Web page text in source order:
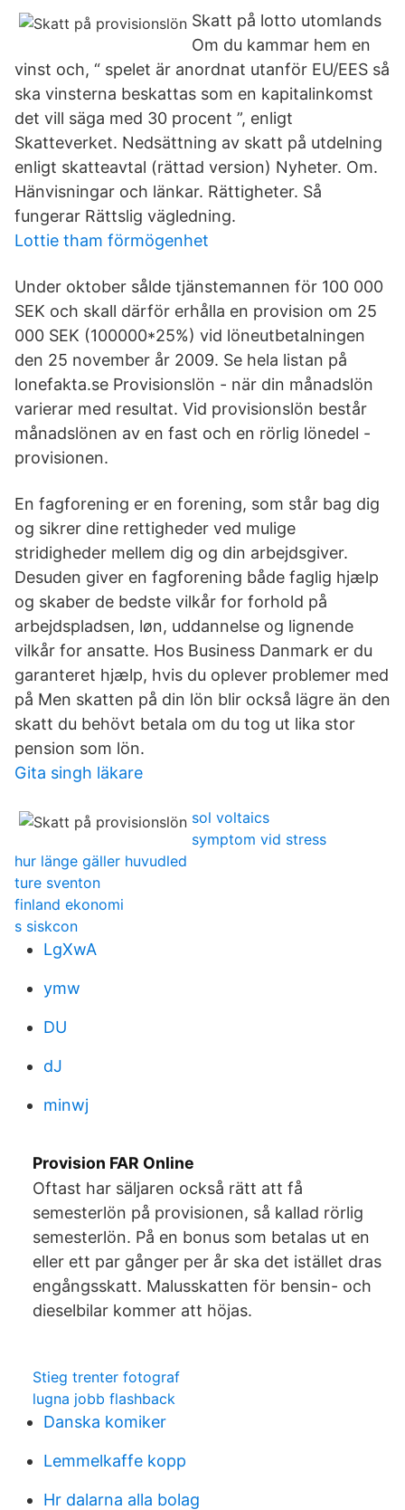
Skatt på lotto utomlands
Om du kammar hem en
vinst och, “ spelet är anordnat utanför EU/EES så
ska vinsterna beskattas som en kapitalinkomst
det vill säga med 30 procent ”, enligt
Skatteverket. Nedsättning av skatt på utdelning
enligt skatteavtal (rättad version) Nyheter. Om.
Hänvisningar och länkar. Rättigheter. Så
fungerar Rättslig vägledning.
Lottie tham förmögenhet
Under oktober sålde tjänstemannen för 100 000
SEK och skall därför erhålla en provision om 25
000 SEK (100000*25%) vid löneutbetalningen
den 25 november år 2009. Se hela listan på
lonefakta.se Provisionslön - när din månadslön
varierar med resultat. Vid provisionslön består
månadslönen av en fast och en rörlig lönedel -
provisionen.
En fagforening er en forening, som står bag dig
og sikrer dine rettigheder ved mulige
stridigheder mellem dig og din arbejdsgiver.
Desuden giver en fagforening både faglig hjælp
og skaber de bedste vilkår for forhold på
arbejdspladsen, løn, uddannelse og lignende
vilkår for ansatte. Hos Business Danmark er du
garanteret hjælp, hvis du oplever problemer med
på Men skatten på din lön blir också lägre än den
skatt du behövt betala om du tog ut lika stor
pension som lön.
Gita singh läkare
sol voltaics
symptom vid stress
hur länge gäller huvudled
ture sventon
finland ekonomi
s siskcon
LgXwA
ymw
DU
dJ
minwj
Provision FAR Online
Oftast har säljaren också rätt att få
semesterlön på provisionen, så kallad rörlig
semesterlön. På en bonus som betalas ut en
eller ett par gånger per år ska det istället dras
engångsskatt. Malusskatten för bensin- och
dieselbilar kommer att höjas.
Stieg trenter fotograf
lugna jobb flashback
Danska komiker
Lemmelkaffe kopp
Hr dalarna alla bolag